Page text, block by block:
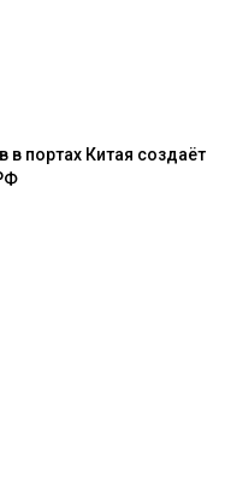
портах Китая создаёт